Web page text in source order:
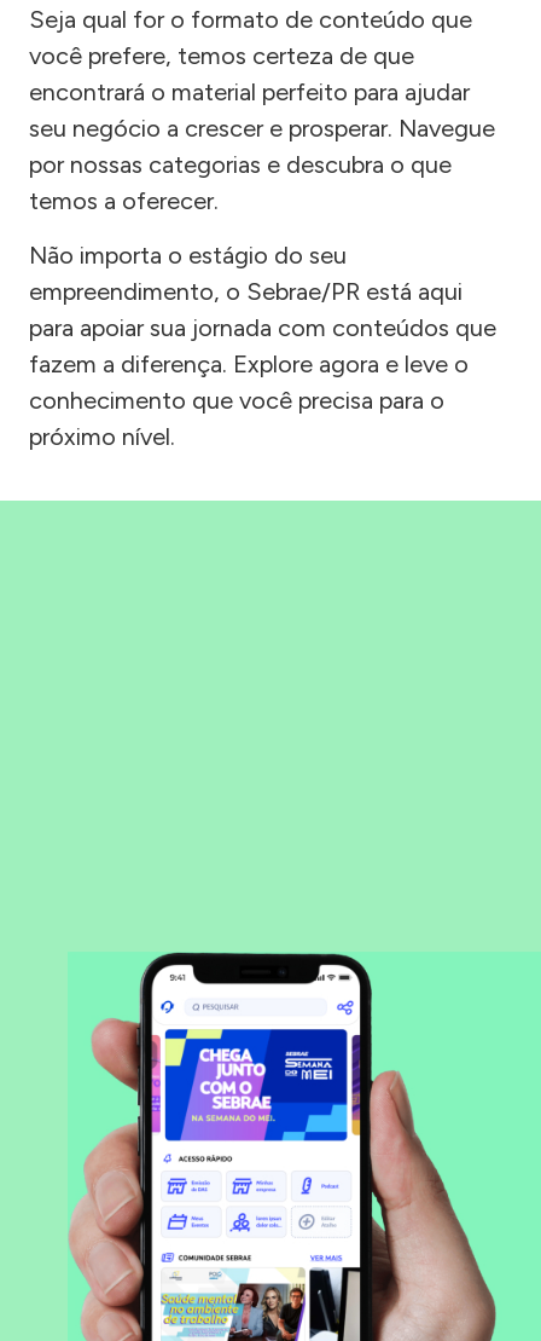
Seja qual for o formato de conteúdo que
você prefere, temos certeza de que
encontrará o material perfeito para ajudar
seu negócio a crescer e prosperar. Navegue
por nossas categorias e descubra o que
temos a oferecer.
Não importa o estágio do seu
empreendimento, o Sebrae/PR está aqui
para apoiar sua jornada com conteúdos que
fazem a diferença. Explore agora e leve o
conhecimento que você precisa para o
próximo nível.